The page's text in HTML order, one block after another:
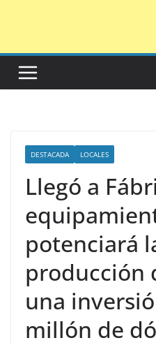
DESTACADA LOCALES
Llegó a
potenciará
producción
una
millón de